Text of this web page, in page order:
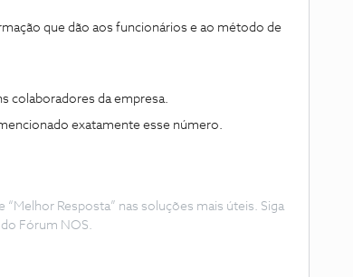
que dão aos funcionários e ao método de
colaboradores da empresa.
exatamente esse número.
Resposta” nas soluções mais úteis. Siga
Fórum NOS.